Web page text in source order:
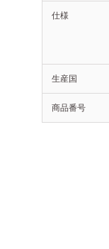
仕様
生産国
商品番号